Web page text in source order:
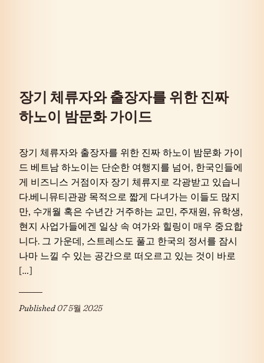
장기 체류자와 출장자를 위한 진짜
하노이 밤문화 가이드
장기 체류자와 출장자를 위한 진짜 하노이 밤문화 가이
드 베트남 하노이는 단순한 여행지를 넘어, 한국인들에
게 비즈니스 거점이자 장기 체류지로 각광받고 있습니
다.베니뮤티관광 목적으로 짧게 다녀가는 이들도 많지
만, 수개월 혹은 수년간 거주하는 교민, 주재원, 유학생,
현지 사업가들에겐 일상 속 여가와 힐링이 매우 중요합
니다. 그 가운데, 스트레스도 풀고 한국의 정서를 잠시
나마 느낄 수 있는 공간으로 떠오르고 있는 것이 바로
[…]
Published07 5월 2025